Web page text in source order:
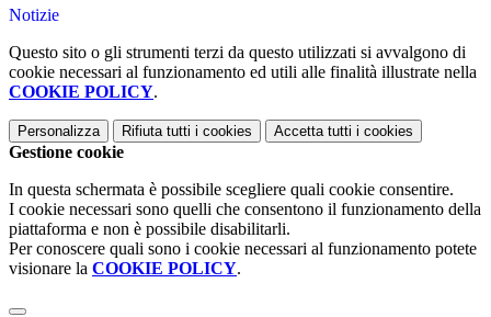
Notizie
Questo sito o gli strumenti terzi da questo utilizzati si avvalgono di
cookie necessari al funzionamento ed utili alle finalità illustrate nella
COOKIE POLICY.
Personalizza Rifiuta tutti i cookies Accetta tutti i cookies
Gestione cookie
In questa schermata è possibile scegliere quali cookie consentire.
I cookie necessari sono quelli che consentono il funzionamento della
piattaforma e non è possibile disabilitarli.
Per conoscere quali sono i cookie necessari al funzionamento potete
visionare la COOKIE POLICY.